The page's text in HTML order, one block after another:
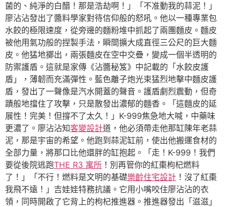
菌的、純淨的白醋！那是浩劫啊！」「不准動我的蒜泥！」
廖沾沾發出了醬料學家對待信仰般的怒吼。他以一種專業包
水餃的極限速度，從旁邊的麵粉堆中抓起了兩團麵皮。麵皮
被他用氣功般的捏製手法，瞬間擴大成直徑三公尺的巨大麵
皮。他猛地擲出，兩張麵皮在空中交疊，變成一個半透明的
防禦護盾。這就是家傳《沾醬秘笈》中記載的「水餃皮護
盾」，薄韌而充滿彈性。藍色離子炮光束猛烈地擊中麵皮護
盾，發出了一聲像是汽水開蓋的聲音。護盾劇烈震動，但奇
蹟般地擋住了攻擊，只是散發出濃郁的麵香。「這麵皮的延
展性！完美！但撐不了太久！」K-999焦急地大喊，中藥味
更濃了。廖沾沾知客變設計道，他必須帶走他那缸陳年老蒜
泥，那是宇宙的希望。他跑到蒜泥缸前，使出他搬運食材的
全部力量，將那口比他還胖的缸抱起。「走！K-999！我們
要從後院逃跑THE R3 寓所 ！別再管你的紅棗枸杞燃料
了！」「不行！燃料是文明的基礎樂齡住宅設計 ！沒了紅棗
我飛不遠！」吉娃娃特務抗議。它用小嘴咬住廖沾沾的衣
領，同時開啟了它背上的枸杞推進器。推進器發出「滋滋」